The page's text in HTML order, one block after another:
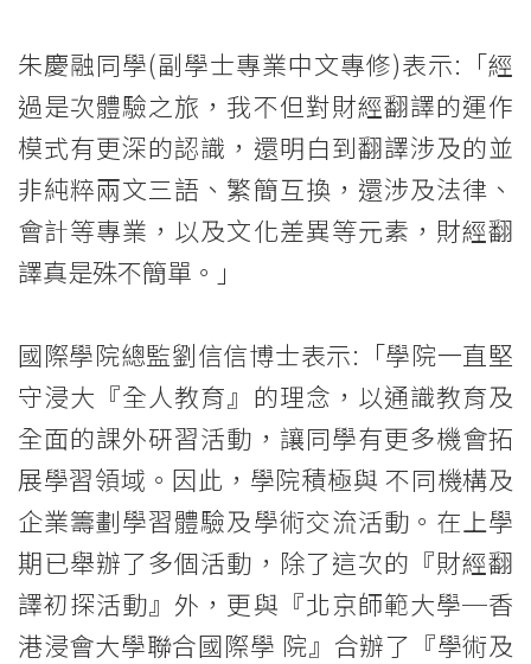
面
體
學
院
息
國
際
學
院
朱慶融同學(副學士專業中文專修)表示:「經
過是次體驗之旅，我不但對財經翻譯的運作
模式有更深的認識，還明白到翻譯涉及的並
非純粹兩文三語、繁簡互換，還涉及法律、
會計等專業，以及文化差異等元素，財經翻
譯真是殊不簡單。」
國際學院總監劉信信博士表示:「學院一直堅
守浸大『全人教育』的理念，以通識教育及
全面的課外硏習活動，讓同學有更多機會拓
展學習領域。因此，學院積極與 不同機構及
企業籌劃學習體驗及學術交流活動。在上學
期已舉辦了多個活動，除了這次的『財經翻
譯初探活動』外，更與『北京師範大學─香
港浸會大學聯合國際學 院』合辦了『學術及